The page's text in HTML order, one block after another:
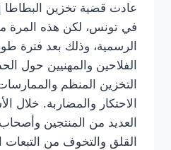
عادت قضية تخزين البطاطا
في تونس، لكن هذه
الرسمية، وذلك بعد فترة
الفلاحين والمهنيين حول
التخزين المنظم
الاحتكار والمضاربة. خلال
العديد من المنتجين
القلق والتخوف من التبعات